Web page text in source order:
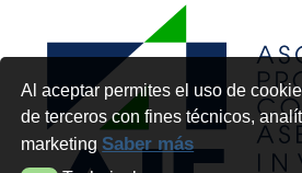
Al aceptar permites el uso de
de terceros con fines técnicos,
marketingSaber más